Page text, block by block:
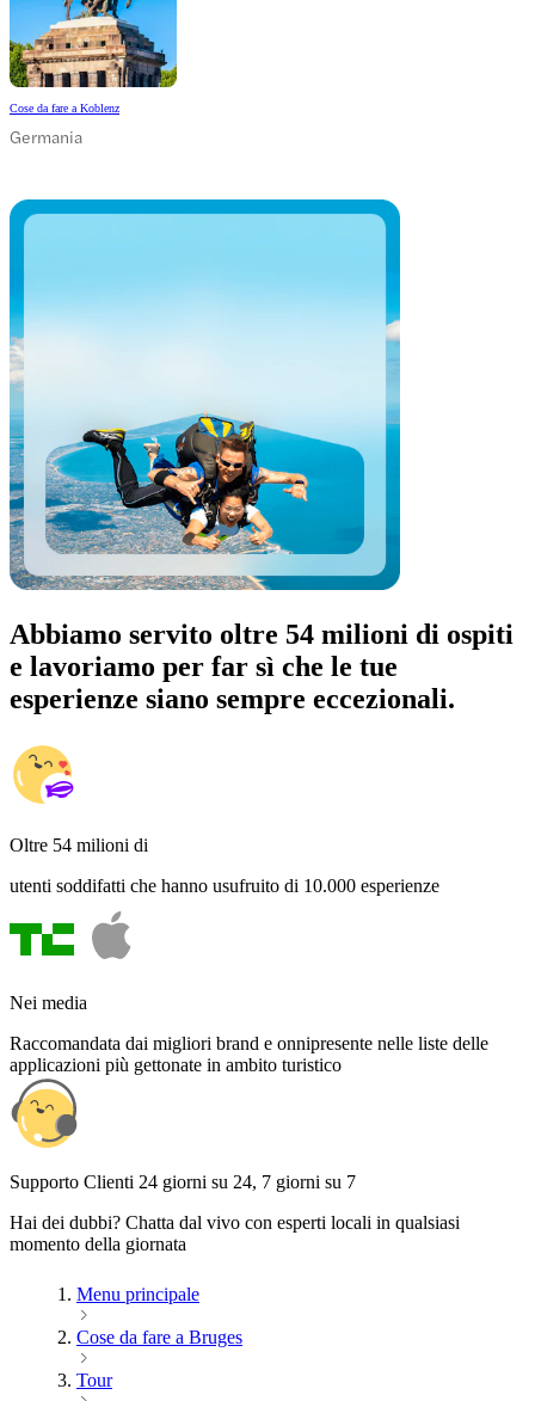
Cose da fare a Koblenz
Germania
Abbiamo servito oltre 54 milioni di ospiti
e lavoriamo per far sì che le tue
esperienze siano sempre eccezionali.
Oltre 54 milioni di
utenti soddifatti che hanno usufruito di 10.000 esperienze
Nei media
Raccomandata dai migliori brand e onnipresente nelle liste delle
applicazioni più gettonate in ambito turistico
Supporto Clienti 24 giorni su 24, 7 giorni su 7
Hai dei dubbi? Chatta dal vivo con esperti locali in qualsiasi
momento della giornata
Menu principale
Cose da fare a Bruges
Tour